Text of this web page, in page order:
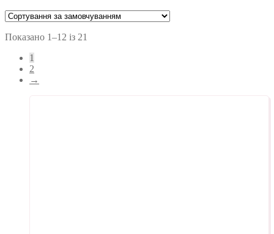
Показано 1–12 із 21
1
2
→